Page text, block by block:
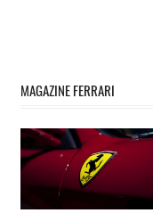
MAGAZINE FERRARI